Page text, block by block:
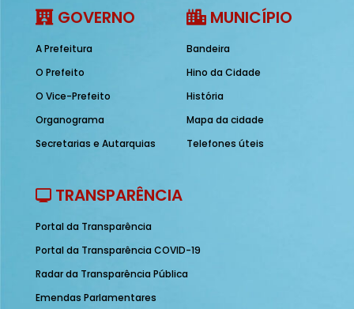
GOVERNO
A Prefeitura
O Prefeito
O Vice-Prefeito
Organograma
Secretarias e Autarquias
MUNICÍPIO
Bandeira
Hino da Cidade
História
Mapa da cidade
Telefones úteis
TRANSPARÊNCIA
Portal da Transparência
Portal da Transparência COVID-19
Radar da Transparência Pública
Emendas Parlamentares